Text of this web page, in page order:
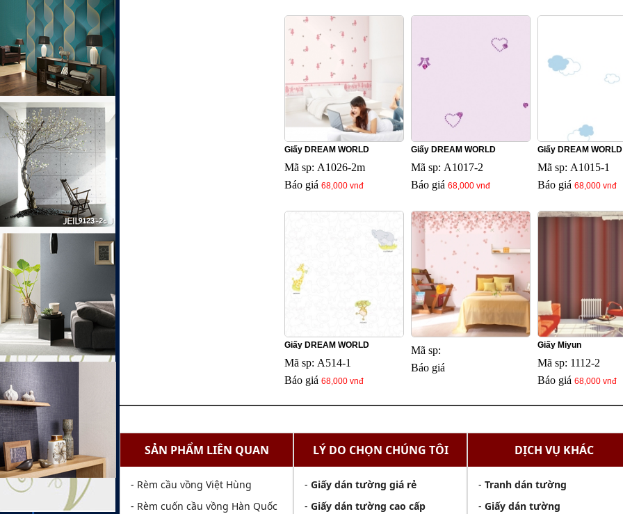
Giấy DREAM WORLD
Mã sp: A1026-2m
Báo giá 68,000 vnđ
Giấy DREAM WORLD
Mã sp: A1017-2
Báo giá 68,000 vnđ
Giấy DREAM WORLD
Mã sp: A1015-1
Báo giá 68,000 vnđ
Giấy DREAM WORLD
Mã sp: A514-1
Báo giá 68,000 vnđ
Mã sp:
Báo giá
Giấy Miyun
Mã sp: 1112-2
Báo giá 68,000 vnđ
SẢN PHẨM LIÊN QUAN
- Rèm cầu vồng Việt Hùng
- Rèm cuốn cầu vồng Hàn Quốc
LÝ DO CHỌN CHÚNG TÔI
- Giấy dán tường giá rẻ
- Giấy dán tường cao cấp
DỊCH VỤ KHÁC
- Tranh dán tường
- Giấy dán tường